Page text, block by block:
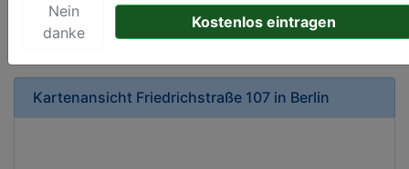
Ihren Wettbewerbern abheben.
Kartenansicht Friedrichstraße 107 in Berlin
Nein
danke
Kostenlos eintragen